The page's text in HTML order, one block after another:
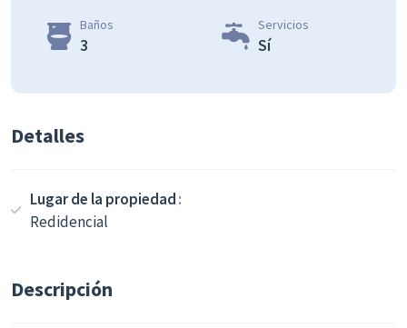
Baños
3
Servicios
Sí
Detalles
Lugar de la propiedad
Redidencial
Descripción